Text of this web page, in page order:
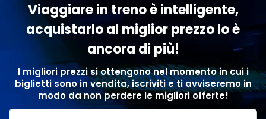
Viaggiare in treno è intelligente,
acquistarlo al miglior prezzo lo è
ancora di più!
I migliori prezzi si ottengono nel momento in cui i
biglietti sono in vendita, iscriviti e ti avviseremo in
modo da non perdere le migliori offerte!